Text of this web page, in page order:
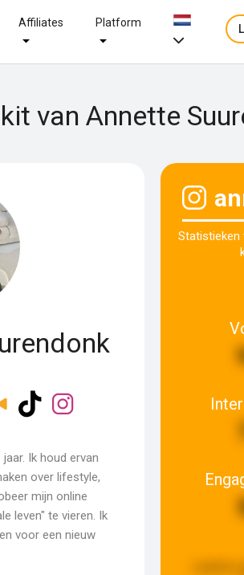
Affiliates Platform
van Annette
Ik houd ervan
over lifestyle,
mijn online
leven" te vieren. Ik
voor een nieuw